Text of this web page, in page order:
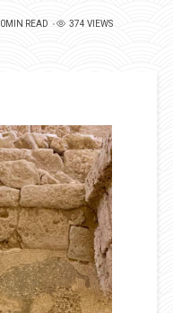
0MIN READ 374 VIEWS